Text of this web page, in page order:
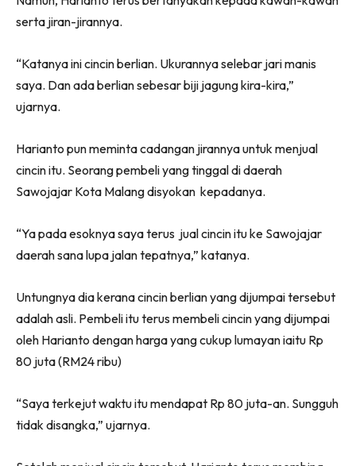
serta jiran-jirannya.
“Katanya ini cincin berlian. Ukurannya selebar jari manis
saya. Dan ada berlian sebesar biji jagung kira-kira,”
ujarnya.
Harianto pun meminta cadangan jirannya untuk menjual
cincin itu. Seorang pembeli yang tinggal di daerah
Sawojajar Kota Malang disyokan kepadanya.
“Ya pada esoknya saya terus jual cincin itu ke Sawojajar
daerah sana lupa jalan tepatnya,” katanya.
Untungnya dia kerana cincin berlian yang dijumpai tersebut
adalah asli. Pembeli itu terus membeli cincin yang dijumpai
oleh Harianto dengan harga yang cukup lumayan iaitu Rp
80 juta (RM24 ribu)
“Saya terkejut waktu itu mendapat Rp 80 juta-an. Sungguh
tidak disangka,” ujarnya.